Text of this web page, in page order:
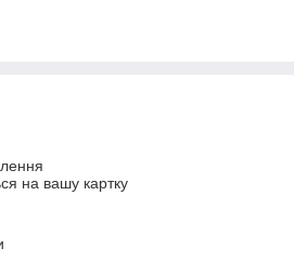
на вашу картку